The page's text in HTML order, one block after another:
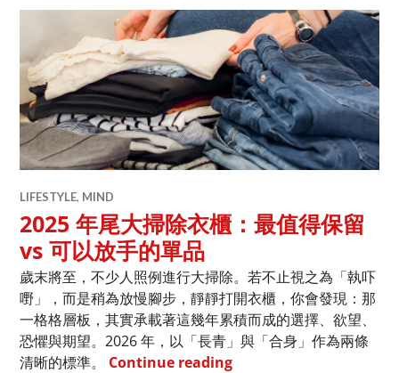
LIFESTYLE, MIND
2025 年尾大掃除衣櫃：最值得保留
vs 可以放手的單品
歲末將至，不少人照例進行大掃除。若不止視之為「執吓
嘢」，而是稍為放慢腳步，靜靜打開衣櫃，你會發現：那
一格格層板，其實承載著這幾年累積而成的選擇、欲望、
恐懼與期望。2026 年，以「長青」與「合身」作為兩條
清晰的標準。 Continue reading2025 年尾大掃除衣櫃：